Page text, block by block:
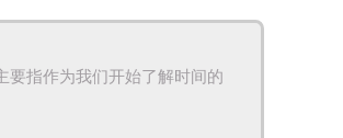
指作为我们开始了解时间的